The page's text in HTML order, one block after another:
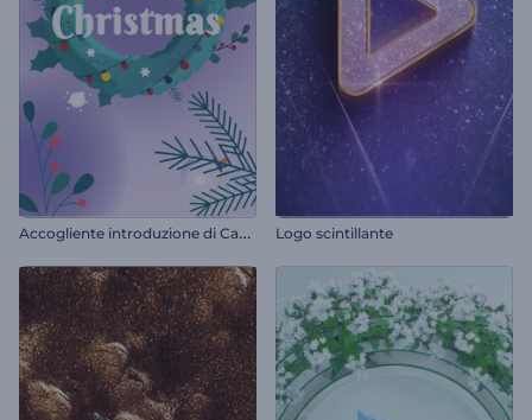
A
ccogliente introduzione di Capodanno Logo scintillante